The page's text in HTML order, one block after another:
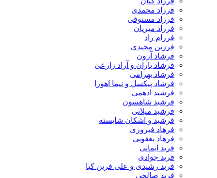
فرزاد محمدی
فرزاد مستوفی
فرزاد میریان
فرزام راد
فرزین مجیدی
فرشاد آرون
فرشاد باران و آراد زارعی
فرشاد بهرامی
فرشاد پیکسل و نیما اهورا
فرشید ادهمی
فرشید شاهسون
فرشید میلانی
فرشید و اشکان شایسته
فرهاد فیروزی
فرهاد یعقوبی
فرید ایمانی
فرید جوادی
فرید رشیدی و علی فرین کیا
فرید صالحی